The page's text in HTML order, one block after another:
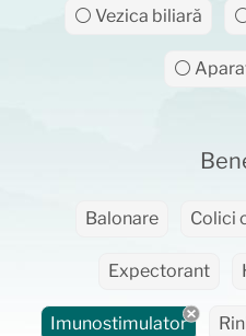
⚪ Vezica biliară
⚪
Balonare Colici
Expectorant
Imunostimulator